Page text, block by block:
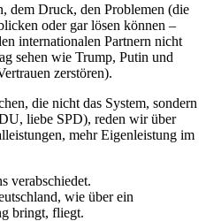
dem Druck, den Problemen (die
oder gar lösen können –
internationalen Partnern nicht
sehen wie Trump, Putin und
zerstören).
die nicht das System, sondern
liebe SPD), reden wir über
mehr Eigenleistung im
verabschiedet.
wie über ein
bringt, fliegt.